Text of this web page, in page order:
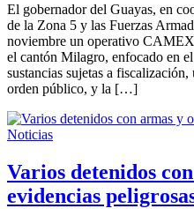
El gobernador del Guayas, en
de la Zona 5 y las Fuerzas
noviembre un operativo
el cantón Milagro, enfocado en
sustancias sujetas a
orden público, y la […]
Noticias
Varios detenidos
evidencias